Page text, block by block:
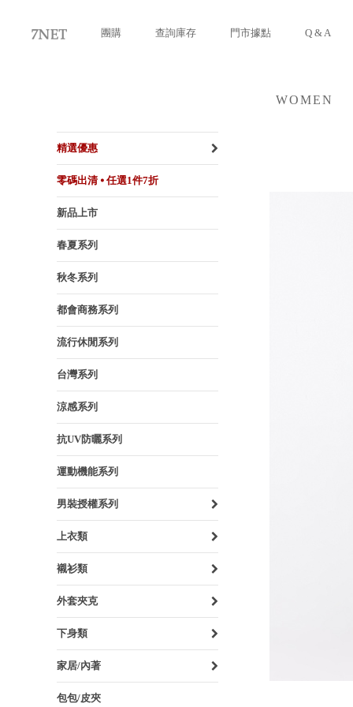
團購 查詢庫存 門市據點 Q & A
WOMEN
精選優惠
零碼出清 ⦁ 任選1件7折
新品上市
春夏系列
秋冬系列
都會商務系列
流行休閒系列
台灣系列
涼感系列
抗UV防曬系列
運動機能系列
男裝授權系列
上衣類
襯衫類
外套夾克
下身類
家居/內著
包包/皮夾